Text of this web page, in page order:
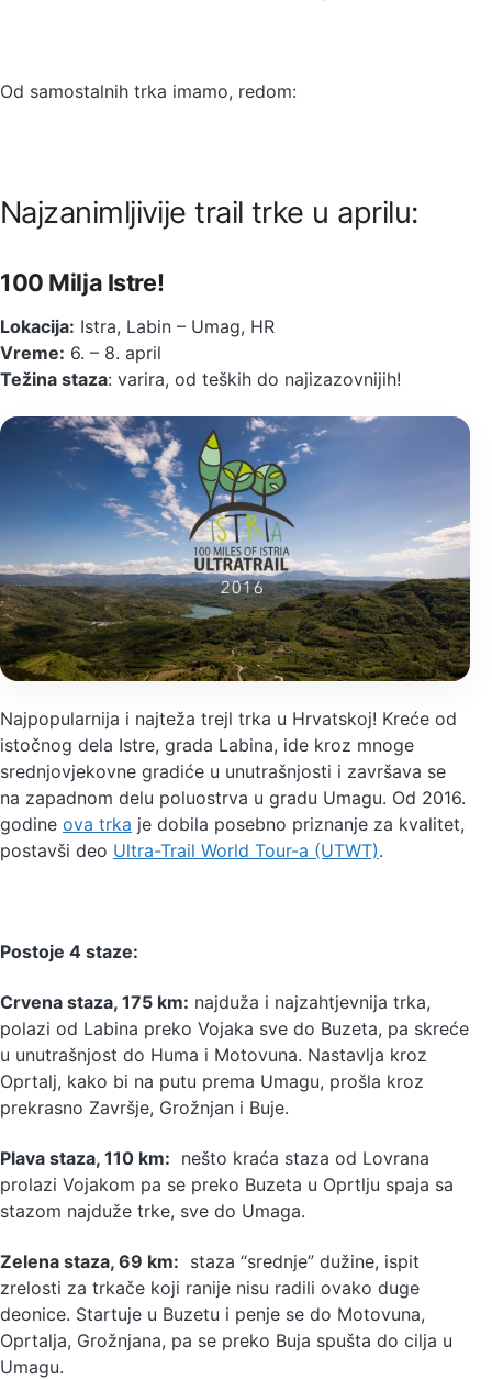
Od samostalnih trka imamo, redom:
Najzanimljivije trail trke u aprilu:
100 Milja Istre!
Lokacija: Istra, Labin – Umag, HR
Vreme: 6. – 8. april
Težina staza: varira, od teških do najizazovnijih!
Najpopularnija i najteža trejl trka u Hrvatskoj! Kreće od
istočnog dela Istre, grada Labina, ide kroz mnoge
srednjovjekovne gradiće u unutrašnjosti i završava se
na zapadnom delu poluostrva u gradu Umagu. Od 2016.
godine ova trka je dobila posebno priznanje za kvalitet,
postavši deo Ultra-Trail World Tour-a (UTWT).
Postoje 4 staze:
Crvena staza, 175 km: najduža i najzahtjevnija trka,
polazi od Labina preko Vojaka sve do Buzeta, pa skreće
u unutrašnjost do Huma i Motovuna. Nastavlja kroz
Oprtalj, kako bi na putu prema Umagu, prošla kroz
prekrasno Završje, Grožnjan i Buje.
Plava staza, 110 km: nešto kraća staza od Lovrana
prolazi Vojakom pa se preko Buzeta u Oprtlju spaja sa
stazom najduže trke, sve do Umaga.
Zelena staza, 69 km: staza “srednje” dužine, ispit
zrelosti za trkače koji ranije nisu radili ovako duge
deonice. Startuje u Buzetu i penje se do Motovuna,
Oprtalja, Grožnjana, pa se preko Buja spušta do cilja u
Umagu.